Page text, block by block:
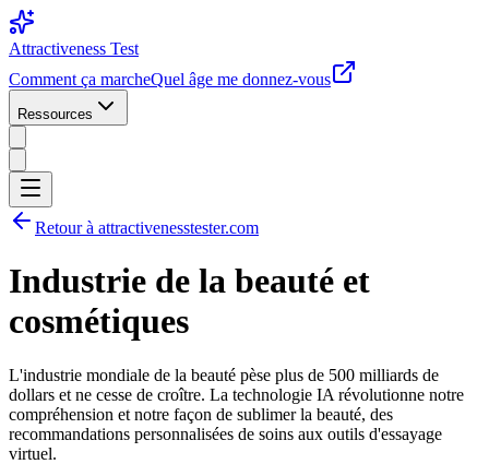
Attractiveness Test
Comment ça marcheQuel âge me donnez-vous
Ressources
Retour à attractivenesstester.com
Industrie de la beauté et
cosmétiques
L'industrie mondiale de la beauté pèse plus de 500 milliards de
dollars et ne cesse de croître. La technologie IA révolutionne notre
compréhension et notre façon de sublimer la beauté, des
recommandations personnalisées de soins aux outils d'essayage
virtuel.